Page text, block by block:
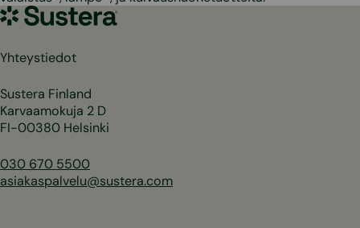
Sustera
Yhteystiedot
Sustera Finland
Karvaamokuja 2 D
FI-00380 Helsinki
030 670 5500
asiakaspalvelu@sustera.com